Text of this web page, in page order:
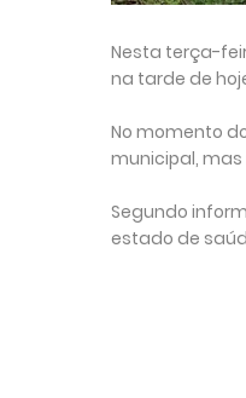
Nesta terça-
na tarde de
No momento
municipal,
Segundo
estado de